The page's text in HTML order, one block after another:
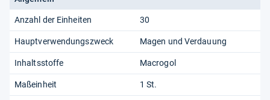
Anzahl der Einheiten 30
Hauptverwendungszweck Magen und Verdauung
Inhaltsstoffe Macrogol
Maßeinheit 1 St.